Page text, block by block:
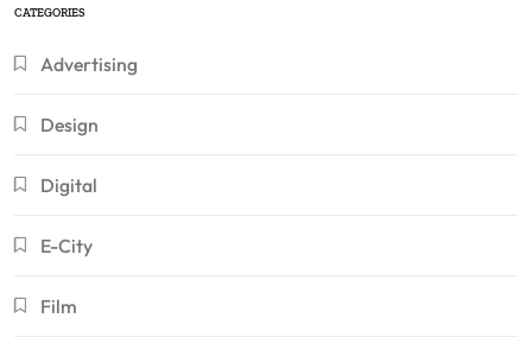
CATEGORIES
Advertising
Design
Digital
E-City
Film